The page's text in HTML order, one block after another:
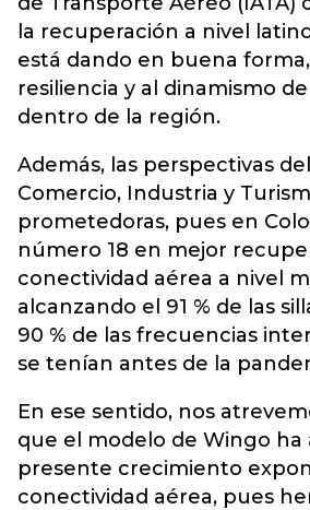
la recuperación a nivel
está dando en buena forma,
resiliencia y al dinamismo
dentro de la región.
Además, las perspectivas
Comercio, Industria y
prometedoras, pues en
número 18 en mejor
conectividad aérea a nivel
alcanzando el 91 % de las
90 % de las frecuencias
se tenían antes de la
En ese sentido, nos
que el modelo de Wingo ha
presente crecimiento
conectividad aérea, pues